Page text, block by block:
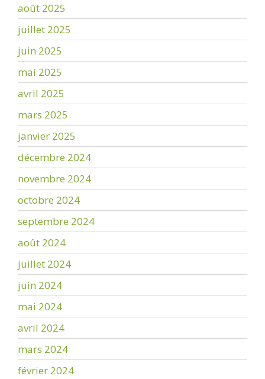
août 2025
juillet 2025
juin 2025
mai 2025
avril 2025
mars 2025
janvier 2025
décembre 2024
novembre 2024
octobre 2024
septembre 2024
août 2024
juillet 2024
juin 2024
mai 2024
avril 2024
mars 2024
février 2024